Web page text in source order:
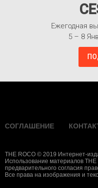
Ежегодная
5 – 8
СОГЛАШЕНИЕ
THE ROCO © 2019 Интернет-
Использование материалов
предварительного согласия
Все права на изображения и